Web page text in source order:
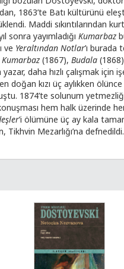
1863’te Batı kültürünü
Maddi sıkıntılarından
sonra yayımladığı Kumarbaz
ve Yeraltından Notlar’ı burada
Kumarbaz (1867), Budala
daha hızlı çalışmak
doğan kızı üç aylıkken
1874’te solunum yetmezliği
hem halk üzerinde
’i ölümüne üç ay kala
Tikhvin Mezarlığı’na defnedildi.